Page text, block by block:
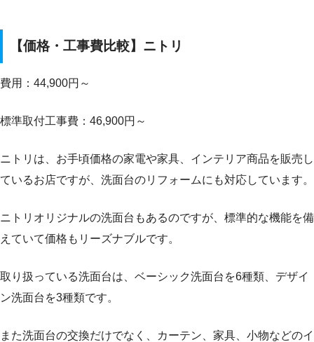
【価格・工事費比較】ニトリ
費用：44,900円～
標準取付工事費：46,900円～
ニトリは、お手頃価格の家電や家具、インテリア商品を販売し
ているお店ですが、洗面台のリフォームにも対応しています。
ニトリオリジナルの洗面台もあるのですが、標準的な機能を備
えていて価格もリーズナブルです。
取り扱っている洗面台は、ベーシック洗面台を6種類、デザイ
ン洗面台を3種類です。
また洗面台の交換だけでなく、カーテン、家具、小物などのイ